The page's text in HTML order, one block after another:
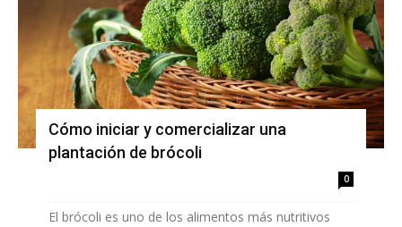
Cómo iniciar y comercializar una
plantación de brócoli
0
El brócoli es uno de los alimentos más nutritivos